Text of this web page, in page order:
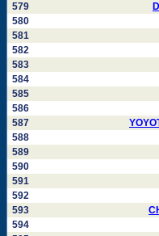
579
580
581
582
583
584
585
586
587
588
589
590
591
592
593
594